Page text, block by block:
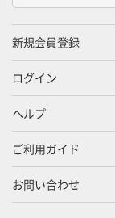
新規会員登録
ログイン
ヘルプ
ご利用ガイド
お問い合わせ